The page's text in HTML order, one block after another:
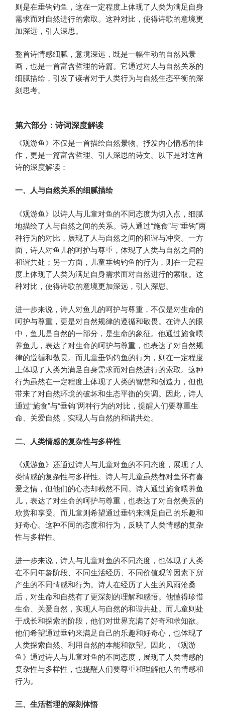
则是在垂钩钓鱼，这在一定程度上体现了人类为满足自身
需求而对自然进行的索取。这种对比，使得诗歌的意境更
加深远，引人深思。
整首诗情感细腻，意境深远，既是一幅生动的自然风景
画，也是一首富含哲理的诗篇。它通过对人与自然关系的
细腻描绘，引发了读者对于人类行为与自然生态平衡的深
刻思考。
第六部分：诗词深度解读
《观游鱼》不仅是一首描绘自然景物、抒发内心情感的佳
作，更是一篇富含哲理、引人深思的诗文。以下是对这首
诗的深度解读：
一、人与自然关系的细腻描绘
《观游鱼》以诗人与儿童对鱼的不同态度为切入点，细腻
地描绘了人与自然之间的关系。诗人通过“施食”与“垂钩”两
种行为的对比，展现了人与自然之间的和谐与冲突。一方
面，诗人对鱼儿的呵护与尊重，体现了人类与自然之间的
和谐共处；另一方面，儿童垂钩钓鱼的行为，则在一定程
度上体现了人类为满足自身需求而对自然进行的索取。这
种对比，使得诗歌的意境更加深远，引人深思。
进一步来说，诗人对鱼儿的呵护与尊重，不仅是对生命的
呵护与尊重，更是对自然规律的遵循和敬畏。在诗人的眼
中，鱼儿是自然的一部分，是生命的象征。他通过施食喂
养鱼儿，表达了对生命的呵护与尊重，也表达了对自然规
律的遵循和敬畏。而儿童垂钩钓鱼的行为，则在一定程度
上体现了人类为满足自身需求而对自然进行的索取。这种
行为虽然在一定程度上体现了人类的智慧和创造力，但也
带来了对自然环境的破坏和生态平衡的失调。因此，诗人
通过“施食”与“垂钩”两种行为的对比，提醒人们要尊重生
命、关爱自然，实现人与自然的和谐共处。
二、人类情感的复杂性与多样性
《观游鱼》还通过诗人与儿童对鱼的不同态度，展现了人
类情感的复杂性与多样性。诗人与儿童虽然都对鱼怀有喜
爱之情，但他们的心态却截然不同。诗人通过施食喂养鱼
儿，表达了对生命的呵护与尊重，也表达了对自然美景的
欣赏和享受。而儿童则希望通过垂钓来满足自己的乐趣和
好奇心。这种不同的态度和行为，反映了人类情感的复杂
性与多样性。
进一步来说，诗人与儿童对鱼的不同态度，也体现了人类
在不同年龄阶段、不同生活经历、不同价值观等因素下所
产生的不同情感和行为。诗人在经历了人生的风雨沧桑
后，对生命和自然有了更深刻的理解和感悟。他懂得珍惜
生命、关爱自然，实现人与自然的和谐共处。而儿童则处
于成长和探索的阶段，他们对世界充满了好奇和求知欲。
他们希望通过垂钓来满足自己的乐趣和好奇心，也体现了
人类探索自然、利用自然的本能和欲望。因此，《观游
鱼》通过诗人与儿童对鱼的不同态度，展现了人类情感的
复杂性与多样性，也提醒人们要尊重和理解他人的情感和
行为。
三、生活哲理的深刻体悟